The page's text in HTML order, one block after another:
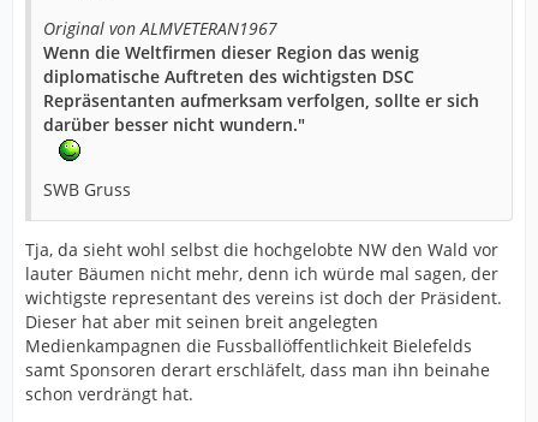
Original von ALMVETERAN1967
Wenn die Weltfirmen dieser Region das wenig
diplomatische Auftreten des wichtigsten DSC
Repräsentanten aufmerksam verfolgen, sollte er sich
darüber besser nicht wundern."
SWB Gruss
Tja, da sieht wohl selbst die hochgelobte NW den Wald vor
lauter Bäumen nicht mehr, denn ich würde mal sagen, der
wichtigste representant des vereins ist doch der Präsident.
Dieser hat aber mit seinen breit angelegten
Medienkampagnen die Fussballöffentlichkeit Bielefelds
samt Sponsoren derart erschläfelt, dass man ihn beinahe
schon verdrängt hat.